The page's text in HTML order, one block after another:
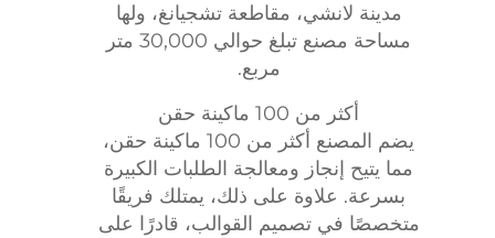
مدينة لانشي، مقاطعة تشجيانغ، ولها
مساحة مصنع تبلغ حوالي 30,000 متر
مربع.
أكثر من 100 ماكينة حقن
يضم المصنع أكثر من 100 ماكينة حقن،
مما يتيح إنجاز ومعالجة الطلبات الكبيرة
بسرعة. علاوة على ذلك، يمتلك فريقًا
متخصصًا في تصميم القوالب، قادرًا على